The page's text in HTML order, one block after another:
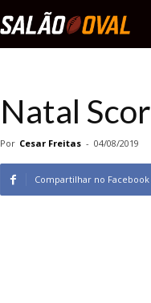
Natal
Por Cesar Freitas - 04/08/2019
Compartilhar no Facebook